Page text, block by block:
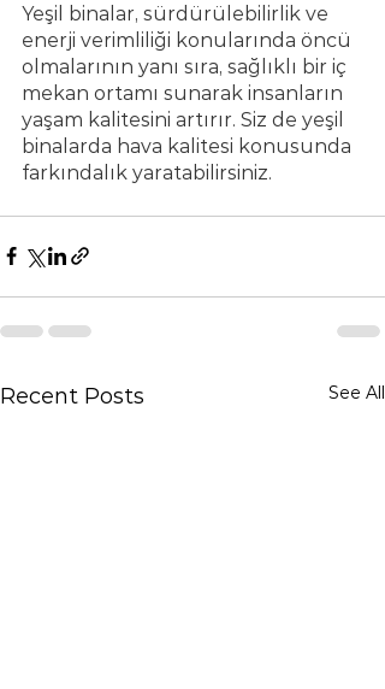
Yeşil binalar, sürdürülebilirlik ve
enerji verimliliği konularında öncü
olmalarının yanı sıra, sağlıklı bir iç
mekan ortamı sunarak insanların
yaşam kalitesini artırır. Siz de yeşil
binalarda hava kalitesi konusunda
farkındalık yaratabilirsiniz.
Recent Posts See All